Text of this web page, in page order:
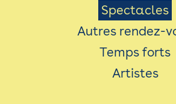
AVEC LES PUBLICS
ACCESSIBILITÉ
LES PRODUCTIONS
Menu
Saison
Spectacles
Autres rendez-
Temps forts
Artistes